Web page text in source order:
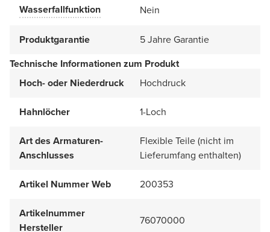
Wasserfallfunktion Nein
Produktgarantie
5 Jahre Garantie
Technische Informationen zum Produkt
Hoch- oder Niederdruck
Hochdruck
Hahnlöcher 1-Loch
Art des Armaturen-
Anschlusses
Flexible Teile (nicht im
Lieferumfang enthalten)
Artikel Nummer Web 200353
Artikelnummer
Hersteller
76070000